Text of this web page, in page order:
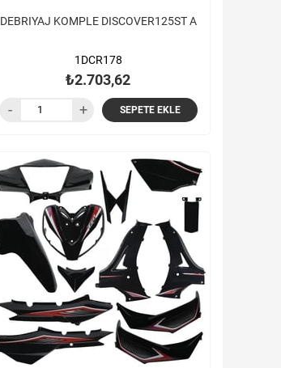
DEBRIYAJ KOMPLE DISCOVER125ST A
1DCR178
₺2.703,62
SEPETE EKLE